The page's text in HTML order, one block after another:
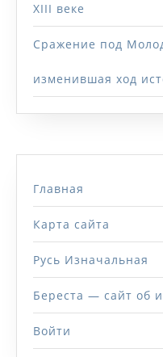
XIII веке
Сражение под
изменившая ход
Главная
Карта сайта
Русь Изначальная
Береста — сайт об
Войти